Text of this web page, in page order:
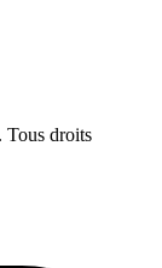
droits